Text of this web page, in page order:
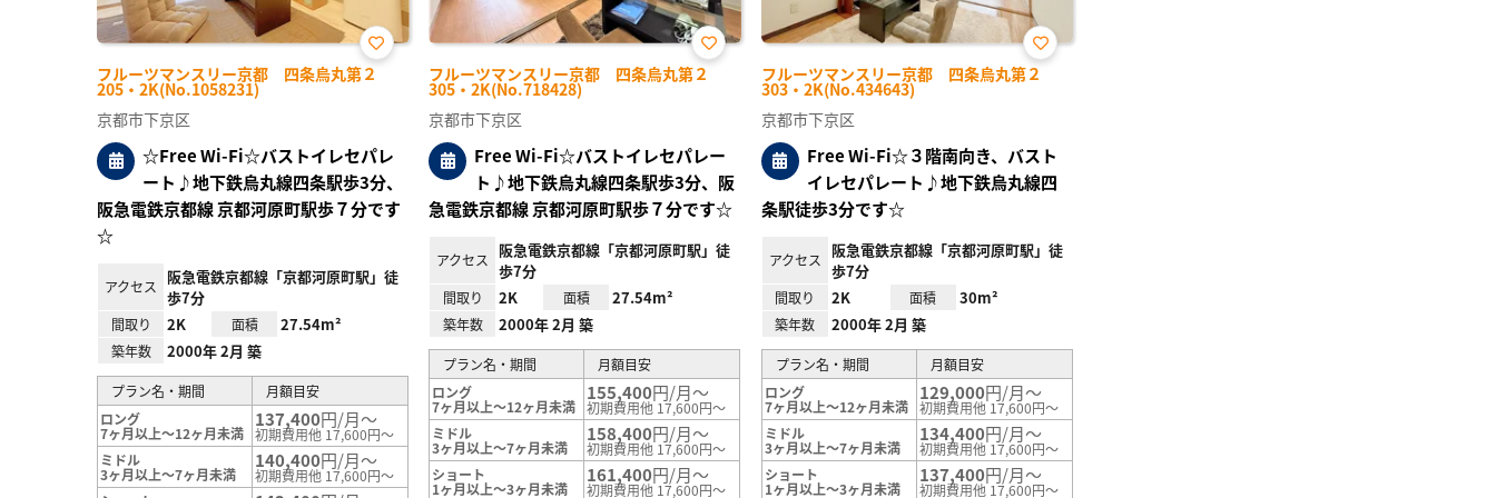
フルーツマンスリー京都 四条烏丸第２
205・2K(No.1058231)
お気
に入
京都市下京区
☆Free Wi-Fi☆バストイレセパレ
ート♪地下鉄烏丸線四条駅歩3分、
阪急電鉄京都線 京都河原町駅歩７分です
☆
アクセス
阪急電鉄京都線「京都河原町駅」徒
歩7分
間取り 2K 面積 27.54m²
築年数 2000年 2月 築
プラン名・期間
月額目安
ロング
7ヶ月以上～12ヶ月未満
137,400円/月～
初期費用他 17,600円～
ミドル
3ヶ月以上～7ヶ月未満
140,400円/月～
初期費用他 17,600円～
フルーツマンスリー京都 四条烏丸第２
305・2K(No.718428)
お気
に入
京都市下京区
Free Wi-Fi☆バストイレセパレー
ト♪地下鉄烏丸線四条駅歩3分、阪
急電鉄京都線 京都河原町駅歩７分です☆
アクセス
阪急電鉄京都線「京都河原町駅」徒
歩7分
間取り 2K 面積 27.54m²
築年数 2000年 2月 築
プラン名・期間
月額目安
ロング
7ヶ月以上～12ヶ月未満
155,400円/月～
初期費用他 17,600円～
ミドル
3ヶ月以上～7ヶ月未満
158,400円/月～
初期費用他 17,600円～
ショート
1ヶ月以上～3ヶ月未満
161,400円/月～
初期費用他 17,600円～
フルーツマンスリー京都 四条烏丸第２
303・2K(No.434643)
お気
に入
京都市下京区
Free Wi-Fi☆３階南向き、バスト
イレセパレート♪地下鉄烏丸線四
条駅徒歩3分です☆
アクセス
阪急電鉄京都線「京都河原町駅」徒
歩7分
間取り 2K 面積 30m²
築年数 2000年 2月 築
プラン名・期間
月額目安
ロング
7ヶ月以上～12ヶ月未満
129,000円/月～
初期費用他 17,600円～
ミドル
3ヶ月以上～7ヶ月未満
134,400円/月～
初期費用他 17,600円～
ショート
1ヶ月以上～3ヶ月未満
137,400円/月～
初期費用他 17,600円～